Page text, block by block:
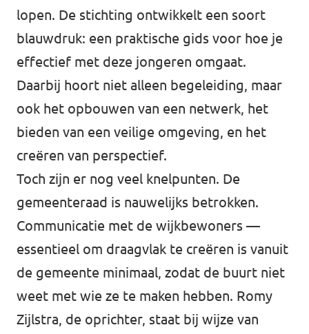
lopen. De stichting ontwikkelt een soort
blauwdruk: een praktische gids voor hoe je
effectief met deze jongeren omgaat.
Daarbij hoort niet alleen begeleiding, maar
ook het opbouwen van een netwerk, het
bieden van een veilige omgeving, en het
creëren van perspectief.
Toch zijn er nog veel knelpunten. De
gemeenteraad is nauwelijks betrokken.
Communicatie met de wijkbewoners —
essentieel om draagvlak te creëren is vanuit
de gemeente minimaal, zodat de buurt niet
weet met wie ze te maken hebben. Romy
Zijlstra, de oprichter, staat bij wijze van